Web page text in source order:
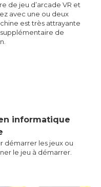
de jeu d’arcade VR et
avec une ou deux
est très attrayante
de
informatique
démarrer les jeux ou
le jeu à démarrer.